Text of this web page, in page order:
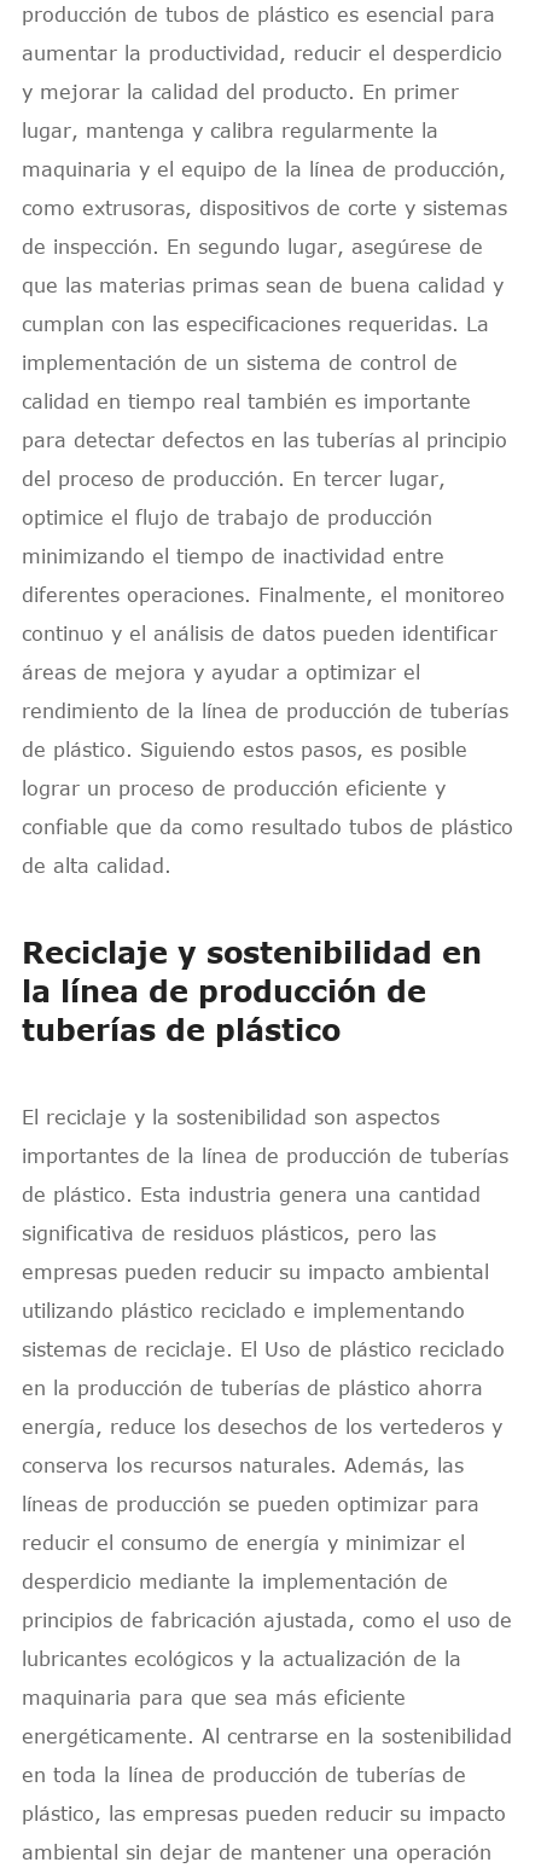
producción de tubos de plástico es esencial para
aumentar la productividad, reducir el desperdicio
y mejorar la calidad del producto. En primer
lugar, mantenga y calibra regularmente la
maquinaria y el equipo de la línea de producción,
como extrusoras, dispositivos de corte y sistemas
de inspección. En segundo lugar, asegúrese de
que las materias primas sean de buena calidad y
cumplan con las especificaciones requeridas. La
implementación de un sistema de control de
calidad en tiempo real también es importante
para detectar defectos en las tuberías al principio
del proceso de producción. En tercer lugar,
optimice el flujo de trabajo de producción
minimizando el tiempo de inactividad entre
diferentes operaciones. Finalmente, el monitoreo
continuo y el análisis de datos pueden identificar
áreas de mejora y ayudar a optimizar el
rendimiento de la línea de producción de tuberías
de plástico. Siguiendo estos pasos, es posible
lograr un proceso de producción eficiente y
confiable que da como resultado tubos de plástico
de alta calidad.
Reciclaje y sostenibilidad en
la línea de producción de
tuberías de plástico
El reciclaje y la sostenibilidad son aspectos
importantes de la línea de producción de tuberías
de plástico. Esta industria genera una cantidad
significativa de residuos plásticos, pero las
empresas pueden reducir su impacto ambiental
utilizando plástico reciclado e implementando
sistemas de reciclaje. El Uso de plástico reciclado
en la producción de tuberías de plástico ahorra
energía, reduce los desechos de los vertederos y
conserva los recursos naturales. Además, las
líneas de producción se pueden optimizar para
reducir el consumo de energía y minimizar el
desperdicio mediante la implementación de
principios de fabricación ajustada, como el uso de
lubricantes ecológicos y la actualización de la
maquinaria para que sea más eficiente
energéticamente. Al centrarse en la sostenibilidad
en toda la línea de producción de tuberías de
plástico, las empresas pueden reducir su impacto
ambiental sin dejar de mantener una operación